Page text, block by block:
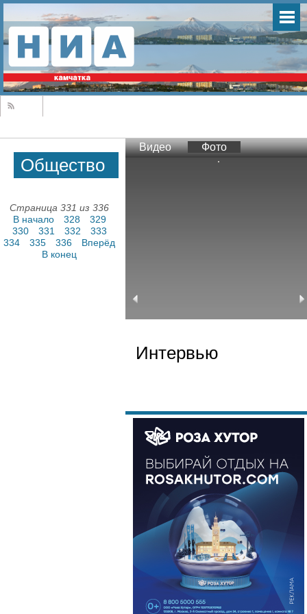
Общество
Страница 331 из 336
В начало
328
329
330
331 332
333
334
335 336
Вперёд
В конец
Видео Фото
Интервью